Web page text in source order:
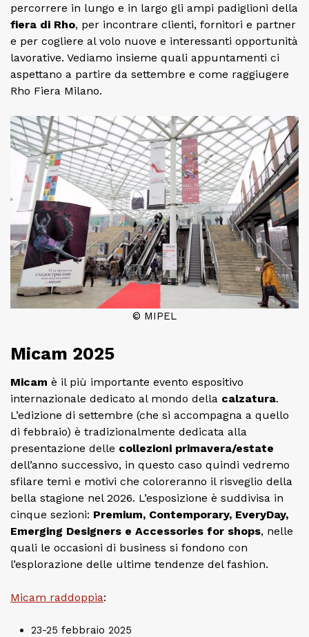
percorrere in lungo e in largo gli ampi padiglioni della
fiera di Rho, per incontrare clienti, fornitori e partner
e per cogliere al volo nuove e interessanti opportunità
lavorative. Vediamo insieme quali appuntamenti ci
aspettano a partire da settembre e come raggiugere
Rho Fiera Milano.
© MIPEL
Micam 2025
Micam è il più importante evento espositivo
internazionale dedicato al mondo della calzatura.
L’edizione di settembre (che si accompagna a quello
di febbraio) è tradizionalmente dedicata alla
presentazione delle collezioni primavera/estate
dell’anno successivo, in questo caso quindi vedremo
sfilare temi e motivi che coloreranno il risveglio della
bella stagione nel 2026. L’esposizione è suddivisa in
cinque sezioni: Premium, Contemporary, EveryDay,
Emerging Designers e Accessories for shops, nelle
quali le occasioni di business si fondono con
l’esplorazione delle ultime tendenze del fashion.
Micam raddoppia:
23-25 febbraio 2025